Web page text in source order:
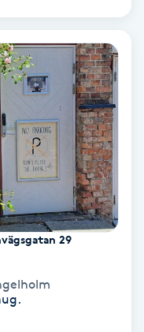
29